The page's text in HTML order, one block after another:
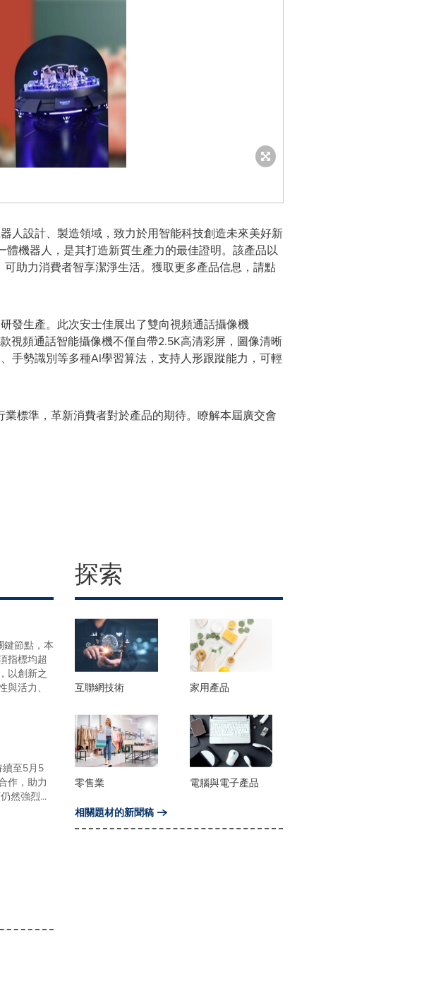
人設計、製造領域，致力於用智能科技創造未來美好新
機器人，是其打造新質生產力的最佳證明。該產品以
助力消費者智享潔淨生活。獲取更多產品信息，請點
發生產。此次安士佳展出了雙向視頻通話攝像機
視頻通話智能攝像機不僅自帶2.5K高清彩屏，圖像清晰
手勢識別等多種AI學習算法，支持人形跟蹤能力，可輕
標準，革新消費者對於產品的期待。瞭解本屆廣交會
鍵節點，本
指標均超
以創新之
活力、
續至5月5
作，助力
然強烈...
探索
互聯網技術 家用產品
零售業 電腦與電子產品
相關題材的新聞稿